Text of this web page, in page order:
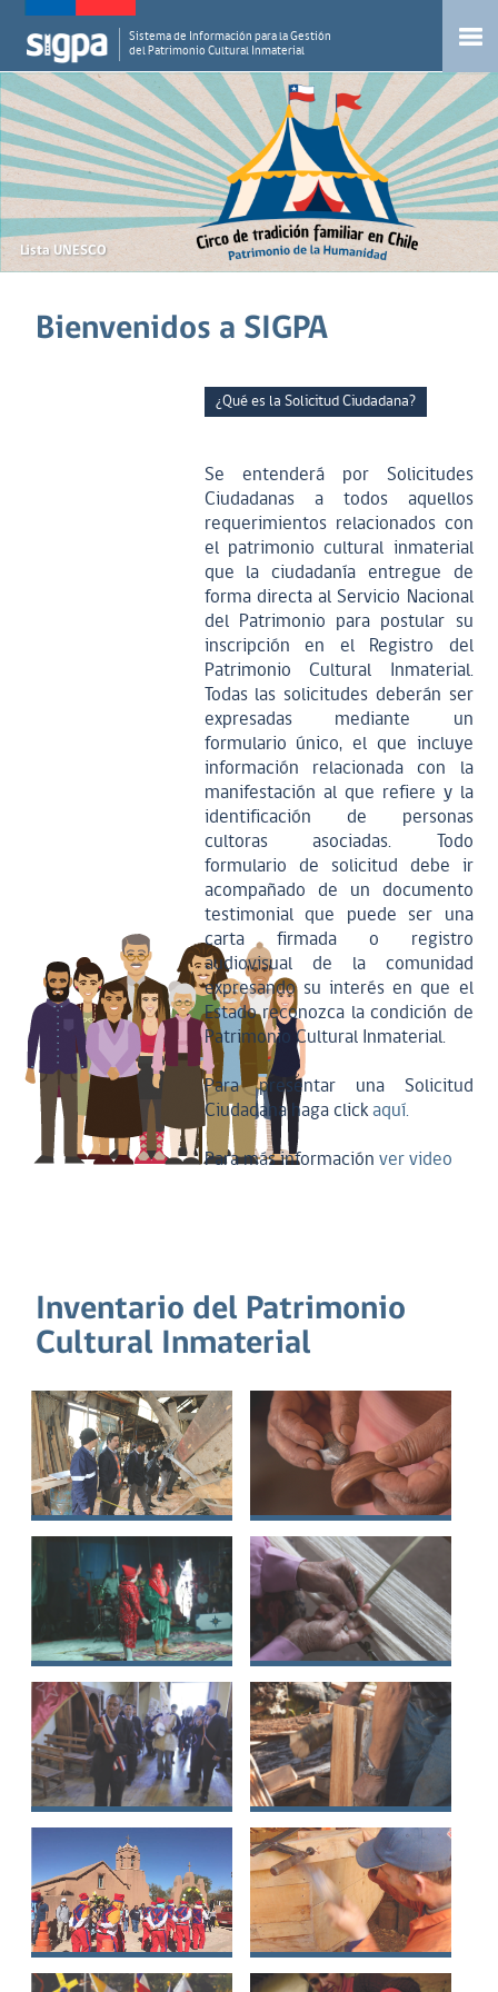
Sistema de Información para la Gestión
del Patrimonio Cultural Inmaterial
Lista UNESCO
Bienvenidos a SIGPA
¿Qué es la Solicitud Ciudadana?
Se entenderá por Solicitudes
Ciudadanas a todos aquellos
requerimientos relacionados con
el patrimonio cultural inmaterial
que la ciudadanía entregue de
forma directa al Servicio Nacional
del Patrimonio para postular su
inscripción en el Registro del
Patrimonio Cultural Inmaterial.
Todas las solicitudes deberán ser
expresadas mediante un
formulario único, el que incluye
información relacionada con la
manifestación al que refiere y la
identificación de personas
cultoras asociadas. Todo
formulario de solicitud debe ir
acompañado de un documento
testimonial que puede ser una
carta firmada o registro
audiovisual de la comunidad
expresando su interés en que el
Estado reconozca la condición de
Patrimonio Cultural Inmaterial.
Para presentar una Solicitud
Ciudadana haga clickaquí.
Para más información ver video
Inventario del Patrimonio
Cultural Inmaterial
Carpintería de ribera
en la región de
Magallanes
Conocimientos y
técnicas de
alfareras y alfareros
de Santiago Río
Grande
Circo de tradición
familiar en Chile
Kimün
trarikanmakuñ
Wallmapu
Baile de los Negros
Tejuelería en la
región de Aysén
Bailes tradicionales
de San Pedro de
Carpintería de ribera
de Cutipay